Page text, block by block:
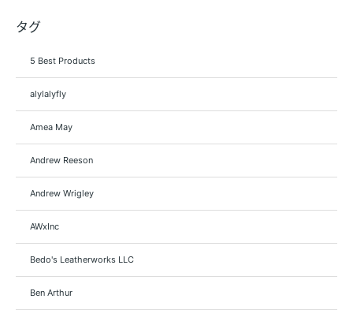
タグ
5 Best Products
alylalyfly
Amea May
Andrew Reeson
Andrew Wrigley
AWxInc
Bedo's Leatherworks LLC
Ben Arthur